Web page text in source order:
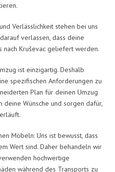
Verlässlichkeit stehen bei uns
verlassen, dass deine
Kruševac geliefert werden.
ist einzigartig. Deshalb
spezifischen Anforderungen zu
Plan für deinen Umzug
deine Wünsche und sorgen dafür,
Möbeln: Uns ist bewusst, dass
Wert sind. Daher behandeln wir
hochwertige
während des Transports zu